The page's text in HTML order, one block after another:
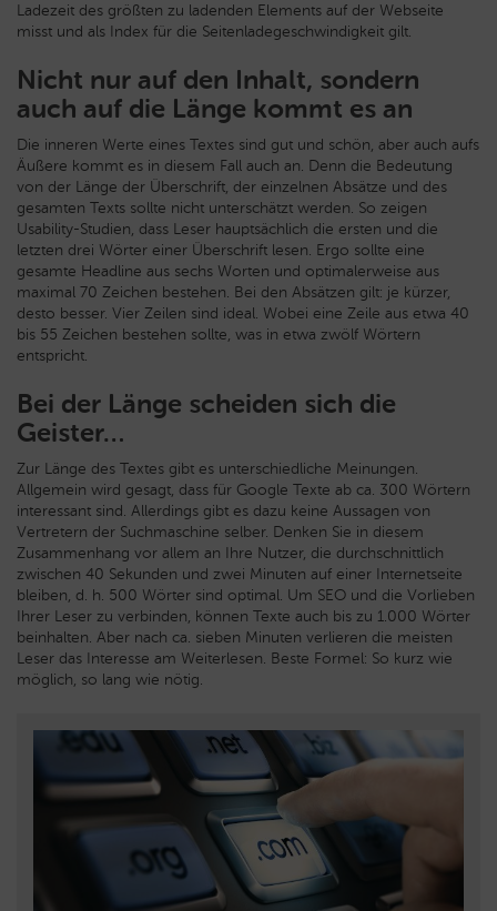
Ladezeit des größten zu ladenden Elements auf der Webseite
misst und als Index für die Seitenladegeschwindigkeit gilt.
Nicht nur auf den Inhalt, sondern
auch auf die Länge kommt es an
Die inneren Werte eines Textes sind gut und schön, aber auch aufs
Äußere kommt es in diesem Fall auch an. Denn die Bedeutung
von der Länge der Überschrift, der einzelnen Absätze und des
gesamten Texts sollte nicht unterschätzt werden. So zeigen
Usability-Studien, dass Leser hauptsächlich die ersten und die
letzten drei Wörter einer Überschrift lesen. Ergo sollte eine
gesamte Headline aus sechs Worten und optimalerweise aus
maximal 70 Zeichen bestehen. Bei den Absätzen gilt: je kürzer,
desto besser. Vier Zeilen sind ideal. Wobei eine Zeile aus etwa 40
bis 55 Zeichen bestehen sollte, was in etwa zwölf Wörtern
entspricht.
Bei der Länge scheiden sich die
Geister…
Zur Länge des Textes gibt es unterschiedliche Meinungen.
Allgemein wird gesagt, dass für Google Texte ab ca. 300 Wörtern
interessant sind. Allerdings gibt es dazu keine Aussagen von
Vertretern der Suchmaschine selber. Denken Sie in diesem
Zusammenhang vor allem an Ihre Nutzer, die durchschnittlich
zwischen 40 Sekunden und zwei Minuten auf einer Internetseite
bleiben, d. h. 500 Wörter sind optimal. Um SEO und die Vorlieben
Ihrer Leser zu verbinden, können Texte auch bis zu 1.000 Wörter
beinhalten. Aber nach ca. sieben Minuten verlieren die meisten
Leser das Interesse am Weiterlesen. Beste Formel: So kurz wie
möglich, so lang wie nötig.